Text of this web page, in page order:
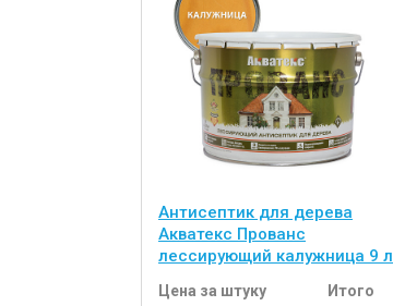
Антисептик для дерева
Акватекс Прованс
лессирующий калужница 9 л
Цена за штуку Итого